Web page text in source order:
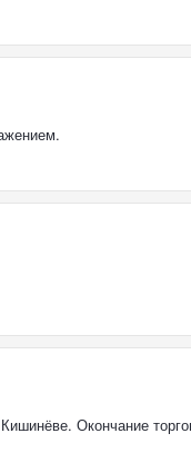
Окончание